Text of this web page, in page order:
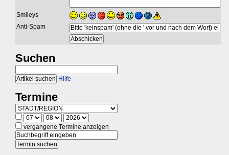
Smileys
Anti-Spam
Suchen
Hilfe
Termine
vergangene Termine anzeigen